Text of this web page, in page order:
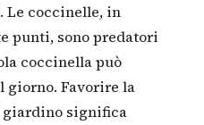
coccinelle, in
punti, sono predatori
coccinella può
giorno. Favorire la
giardino significa